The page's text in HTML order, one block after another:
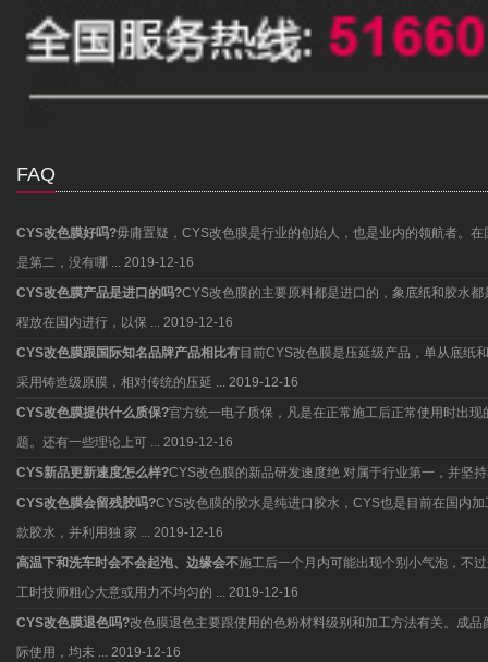
FAQ
CYS改色膜好吗?毋庸置疑，CYS改色膜是行业的创始人，也是业内的领航者。
是第二，没有哪 ... 2019-12-16
CYS改色膜产品是进口的吗?CYS改色膜的主要原料都是进口的，象底纸和胶水
程放在国内进行，以保 ... 2019-12-16
CYS改色膜跟国际知名品牌产品相比有目前CYS改色膜是压延级产品，单从底纸
采用铸造级原膜，相对传统的压延 ... 2019-12-16
CYS改色膜提供什么质保?官方统一电子质保，凡是在正常施工后正常使用时出
题。还有一些理论上可 ... 2019-12-16
CYS新品更新速度怎么样?CYS改色膜的新品研发速度绝 对属于行业第一，并坚
CYS改色膜会留残胶吗?CYS改色膜的胶水是纯进口胶水，CYS也是目前在国内
款胶水，并利用独 家 ... 2019-12-16
高温下和洗车时会不会起泡、边缘会不施工后一个月内可能出现个别小气泡，不
工时技师粗心大意或用力不均匀的 ... 2019-12-16
CYS改色膜退色吗?改色膜退色主要跟使用的色粉材料级别和加工方法有关。成
际使用，均未 ... 2019-12-16